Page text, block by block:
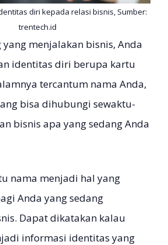
diri kepada relasi bisnis, Sumber:
trentech.id
yang menjalakan bisnis, Anda
identitas diri berupa kartu
tercantum nama Anda,
bisa dihubungi sewaktu-
bisnis apa yang sedang Anda
nama menjadi hal yang
Anda yang sedang
Dapat dikatakan kalau
informasi identitas yang